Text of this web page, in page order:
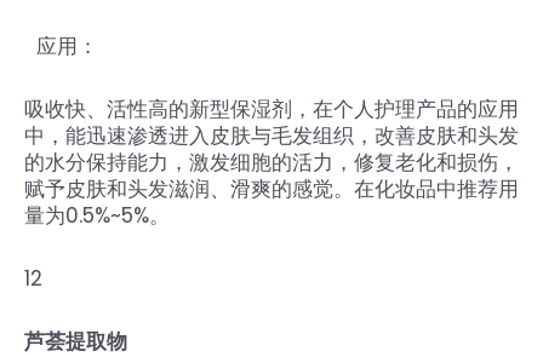
应用：
吸收快、活性高的新型保湿剂，在个人护理产品的应用
中，能迅速渗透进入皮肤与毛发组织，改善皮肤和头发
的水分保持能力，激发细胞的活力，修复老化和损伤，
赋予皮肤和头发滋润、滑爽的感觉。在化妆品中推荐用
量为0.5%~5%。
12
芦荟提取物